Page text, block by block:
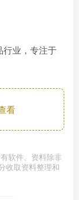
行业，专注于
看
软件、资料除非
收取资料整理和